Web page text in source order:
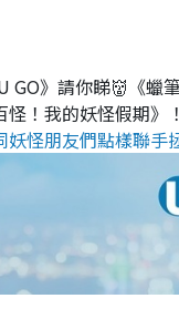
GO》請你睇👹《蠟
怪！我的妖怪假期》！
怪朋友們點樣聯手